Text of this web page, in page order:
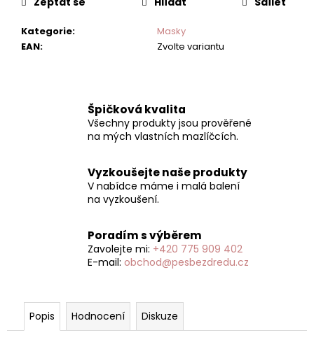
Kategorie:
Masky
EAN: Zvolte variantu
Špičková kvalita
Všechny produkty jsou prověřené
na mých vlastních mazlíčcích.
Vyzkoušejte naše produkty
V nabídce máme i malá balení
na vyzkoušení.
Poradím s výběrem
Zavolejte mi: +420 775 909 402
E-mail: obchod@pesbezdredu.cz
Popis Hodnocení Diskuze